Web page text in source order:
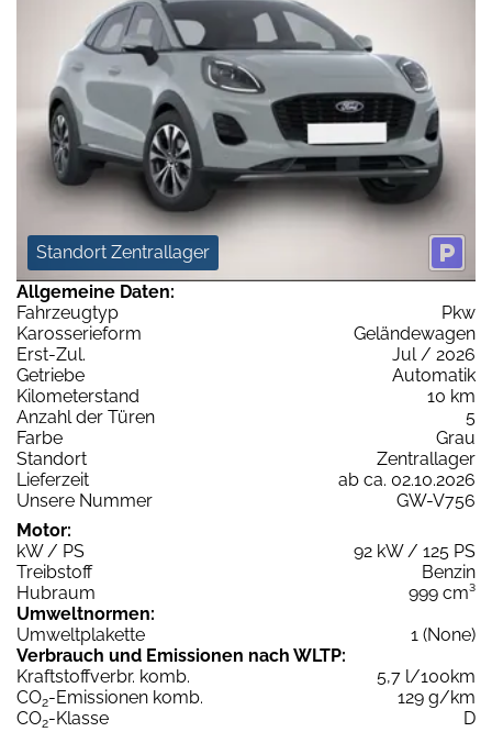
Standort Zentrallager
Allgemeine Daten:
Fahrzeugtyp
Pkw
Karosserieform
Geländewagen
Erst-Zul.
Jul / 2026
Getriebe
Automatik
Kilometerstand
10 km
Anzahl der Türen
5
Farbe
Grau
Standort
Zentrallager
Lieferzeit
ab ca. 02.10.2026
Unsere Nummer
GW-V756
Motor:
kW / PS
92 kW / 125 PS
Treibstoff
Benzin
Hubraum
999 cm³
Umweltnormen:
Umweltplakette
1 (None)
Verbrauch und Emissionen nach WLTP:
Kraftstoffverbr. komb.
5,7 l/100km
CO2-Emissionen komb.
129 g/km
CO2-Klasse
D